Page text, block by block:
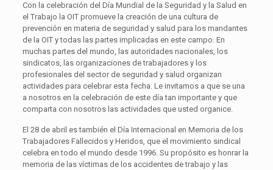
Con la celebración del Día Mundial de la Seguridad y la Salud en
el Trabajo la OIT promueve la creación de una cultura de
prevención en materia de seguridad y salud para los mandantes
de la OIT y todas las partes implicadas en este campo. En
muchas partes del mundo, las autoridades nacionales, los
sindicatos, las organizaciones de trabajadores y los
profesionales del sector de seguridad y salud organizan
actividades para celebrar esta fecha. Le invitamos a que se una
a nosotros en la celebración de este día tan importante y que
comparta con nosotros las actividades que usted organice.
El 28 de abril es también el Día Internacional en Memoria de los
Trabajadores Fallecidos y Heridos, que el movimiento sindical
celebra en todo el mundo desde 1996. Su propósito es honrar la
memoria de las víctimas de los accidentes de trabajo y las